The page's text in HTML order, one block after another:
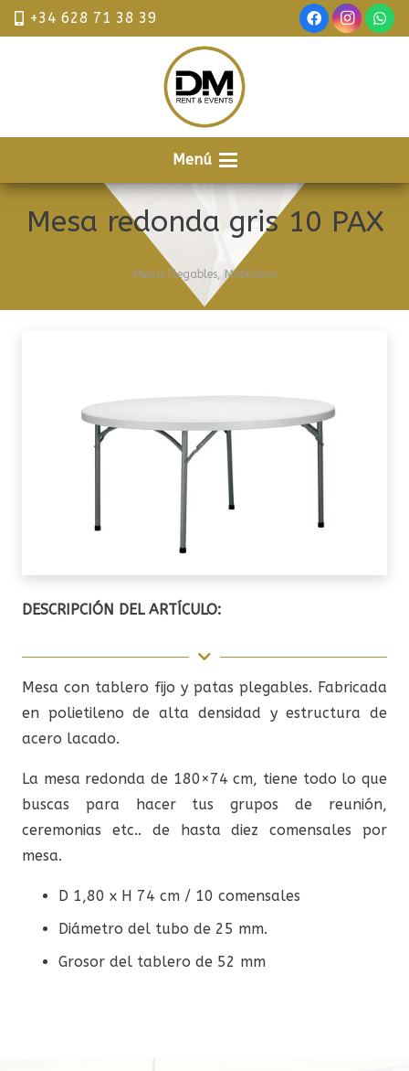
+34 628 71 38 39
Menú
Mesa redonda gris 10 PAX
Mesas Plegables, Mobiliario
DESCRIPCIÓN DEL ARTÍCULO:
Mesa con tablero fijo y patas plegables. Fabricada
en polietileno de alta densidad y estructura de
acero lacado.
La mesa redonda de 180×74 cm, tiene todo lo que
buscas para hacer tus grupos de reunión,
ceremonias etc.. de hasta diez comensales por
mesa.
D 1,80 x H 74 cm / 10 comensales
Diámetro del tubo de 25 mm.
Grosor del tablero de 52 mm